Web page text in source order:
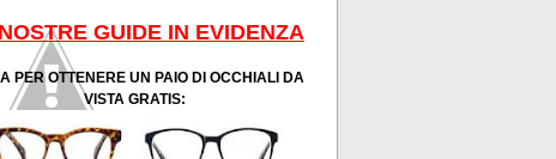
GUIDE IN EVIDENZA
PER OTTENERE UN PAIO DI OCCHIALI DA
VISTA GRATIS: